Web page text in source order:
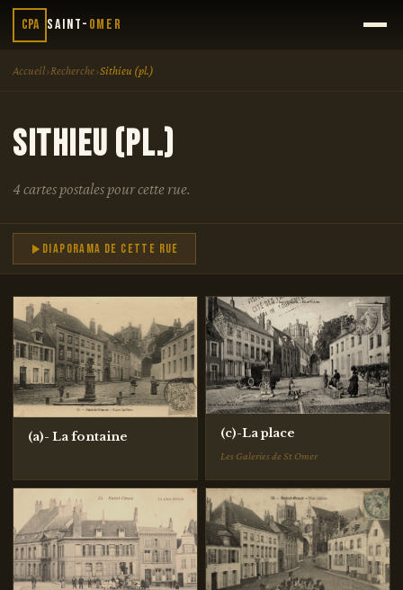
CPA Saint- Omer
Accueil›Recherche›Sithieu (pl.)
Sithieu (pl.)
4 cartes postales pour cette rue.
Diaporama de cette rue
(a)- La fontaine (c)-La place
Les Galeries de St Omer